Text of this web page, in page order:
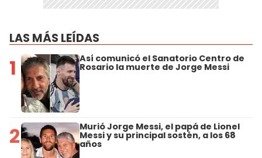
LAS MÁS LEÍDAS
1 Así comunicó el Sanatorio Centro de
Rosario la muerte de Jorge Messi
2 Murió Jorge Messi, el papá de Lionel
Messi y su principal sostén, a los 68
años